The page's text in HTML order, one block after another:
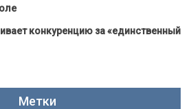
конкуренцию за «единственный
Метки